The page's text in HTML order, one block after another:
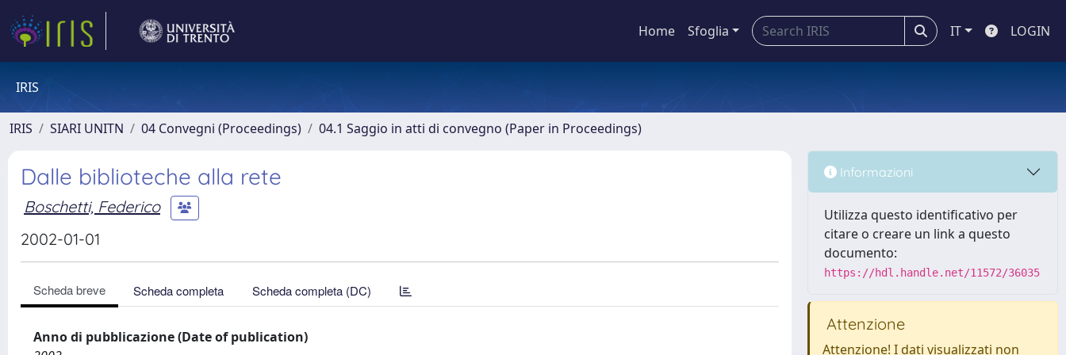
Home Sfoglia IT LOGIN
IRIS
IRIS SIARI UNITN 04 Convegni (Proceedings) 04.1 Saggio in atti di convegno (Paper in Proceedings)
Dalle biblioteche alla rete
Boschetti, Federico
2002-01-01
Scheda breve Scheda completa Scheda completa (DC)
Anno di pubblicazione (Date of publication)
Informazioni
Utilizza questo identificativo per
citare o creare un link a questo
documento:
https://hdl.handle.net/11572/36035
Attenzione
Attenzione! I dati visualizzati non